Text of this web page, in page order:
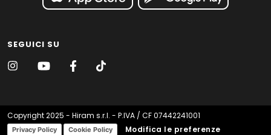
SEGUICI SU
Copyright 2025 - Hiram s.r.l. - P.IVA / CF 07442241001
Privacy Policy Cookie Policy Modifica le preferenze